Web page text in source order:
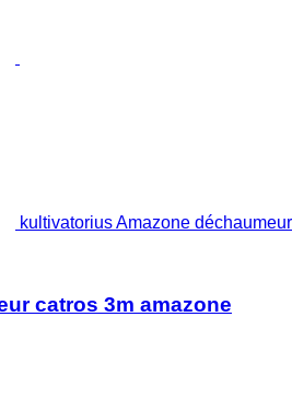
kultivatorius Amazone déchaumeur
catros 3m amazone